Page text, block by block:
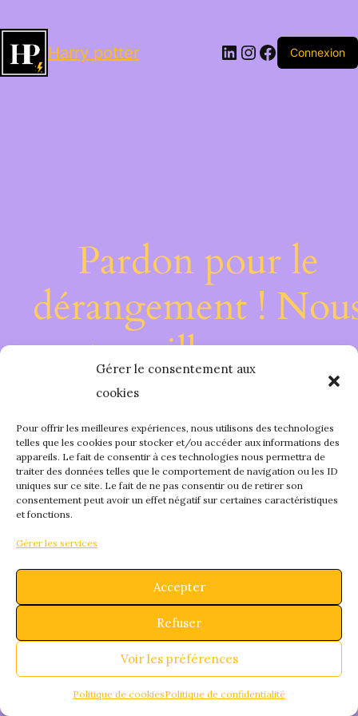
Gérer le consentement aux
cookies
Pour offrir les meilleures expériences, nous utilisons des technologies
telles que les cookies pour stocker et/ou accéder aux informations des
appareils. Le fait de consentir à ces technologies nous permettra de
traiter des données telles que le comportement de navigation ou les ID
uniques sur ce site. Le fait de ne pas consentir ou de retirer son
consentement peut avoir un effet négatif sur certaines caractéristiques
et fonctions.
Gérer les services
Accepter
Refuser
Voir les préférences
Politique de cookiesPolitique de confidentialité
Harry potter LinkedIn
Instagram
Facebook
Connexion
Pardon pour le
dérangement !
travaillons sur
quelque chose de
fantastique –
bientôt !